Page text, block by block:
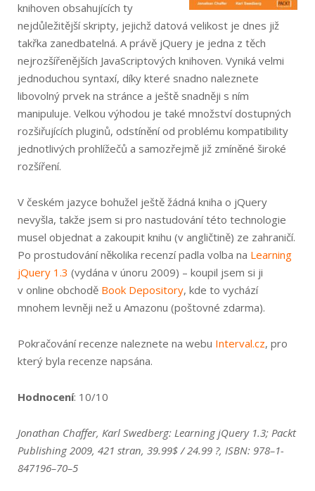
knihoven obsahujících ty
nejdůležitější skripty, jejichž datová velikost je dnes již
takřka zanedbatelná. A právě jQuery je jedna z těch
nejrozšířenějších JavaScriptových knihoven. Vyniká velmi
jednoduchou syntaxí, díky které snadno naleznete
libovolný prvek na stránce a ještě snadněji s ním
manipuluje. Velkou výhodou je také množství dostupných
rozšiřujících pluginů, odstínění od problému kompatibility
jednotlivých prohlížečů a samozřejmě již zmíněné široké
rozšíření.
V českém jazyce bohužel ještě žádná kniha o jQuery
nevyšla, takže jsem si pro nastudování této technologie
musel objednat a zakoupit knihu (v angličtině) ze zahraničí.
Po prostudování několika recenzí padla volba na Learning
jQuery 1.3 (vydána v únoru 2009) – koupil jsem si ji
v online obchodě Book Depository, kde to vychází
mnohem levněji než u Amazonu (poštovné zdarma).
Pokračování recenze naleznete na webu Interval.cz, pro
který byla recenze napsána.
Hodnocení: 10/10
Jonathan Chaffer, Karl Swedberg: Learning jQuery 1.3; Packt
Publishing 2009, 421 stran, 39.99$ / 24.99 ?, ISBN: 978–1-
847196–70–5